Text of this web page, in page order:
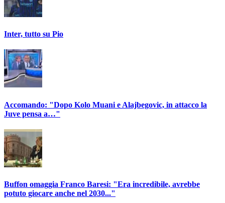
Inter, tutto su Pio
Accomando: "Dopo Kolo Muani e Alajbegovic, in attacco la
Juve pensa a…"
Buffon omaggia Franco Baresi: "Era incredibile, avrebbe
potuto giocare anche nel 2030..."